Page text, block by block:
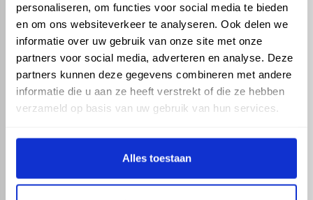
personaliseren, om functies voor social media te bieden
en om ons websiteverkeer te analyseren. Ook delen we
informatie over uw gebruik van onze site met onze
partners voor social media, adverteren en analyse. Deze
partners kunnen deze gegevens combineren met andere
informatie die u aan ze heeft verstrekt of die ze hebben
verzameld op basis van uw gebruik van hun services.
Alles toestaan
ASSORTIMENT
Hemelwaterafvoer
Drukleiding
Beregening
Dak en gevel
KENNIS EN HULP
Klantenservice
Kennisbank
check_circleDé bouwmarkt van Altena
check_circle Direct uit grote voorraad geleverd met eigen transport
check_circleLevering in NL en BE